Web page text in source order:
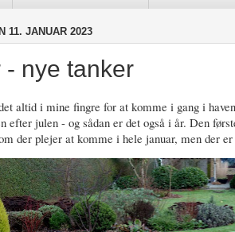
11. JANUAR 2023
- nye tanker
altid i mine fingre for at komme i gang i
efter julen - og sådan er det også i år. Den
der plejer at komme i hele januar, men der